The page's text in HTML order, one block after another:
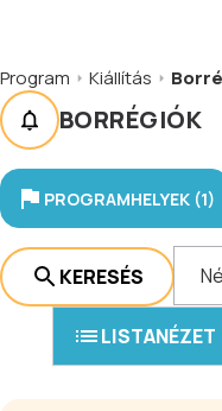
Program Kiállítás
BORRÉGIÓK
PROGRAMHELYEK (1)
KERESÉS
LISTANÉZET